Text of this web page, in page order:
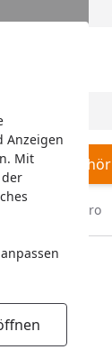
Anzeigen
Mit
anpassen
& Zubehör
diandra In-Vitro